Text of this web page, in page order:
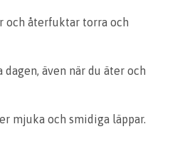
och återfuktar torra och
även när du äter och
mjuka och smidiga läppar.